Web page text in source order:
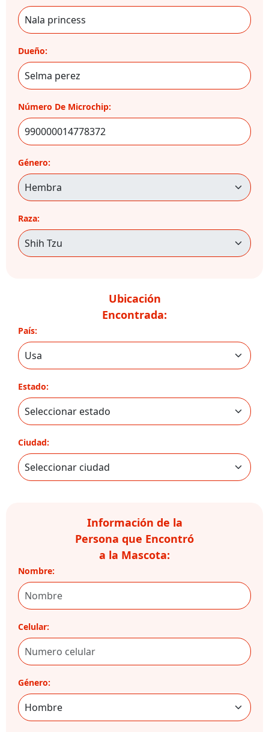
Dueño:
Número De Microchip:
Género:
Raza:
Ubicación
Encontrada:
País:
Estado:
Ciudad:
Información de la
Persona que Encontró
a la Mascota:
Nombre:
Celular:
Género: